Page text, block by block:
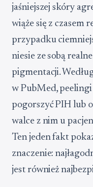
jaśniejszej skóry
wiąże się z czasem
przypadku
niesie ze sobą
pigmentacji.
w PubMed,
pogorszyć PIH lub
walce z nim u
Ten jeden fakt
znaczenie:
jest również